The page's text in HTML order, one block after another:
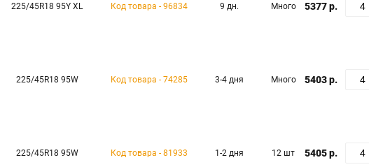
225/45R18 95Y XL Код товара - 96834 9 дн. Много 5377 р.
225/45R18 95W Код товара - 74285 3-4 дня Много 5403 р.
225/45R18 95W Код товара - 81933 1-2 дня 12 шт 5405 р.